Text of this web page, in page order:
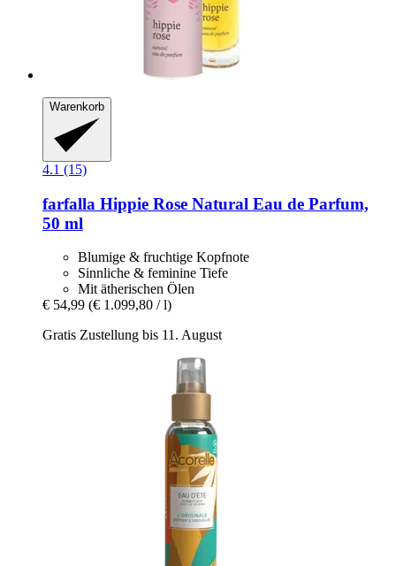
Warenkorb
4.1 (15)
farfalla Hippie Rose Natural Eau de Parfum,
50 ml
Blumige & fruchtige Kopfnote
Sinnliche & feminine Tiefe
Mit ätherischen Ölen
€ 54,99 (€ 1.099,80 / l)
Gratis Zustellung bis 11. August